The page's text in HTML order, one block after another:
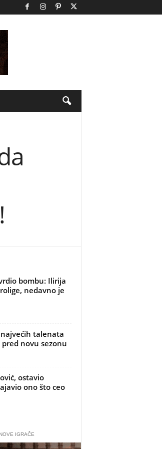
bombu: Ilirija
nedavno je
najvećih talenata
novu sezonu
ostavio
ono što ceo
IGRAČE